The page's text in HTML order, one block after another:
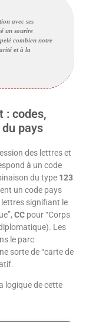
avec ses
un sourire
combien notre
et à la
: codes,
pays
des lettres et
à un code
du type 123
un code pays
signifiant le
CC pour “Corps
Les
le parc
sorte de “carte de
logique de cette